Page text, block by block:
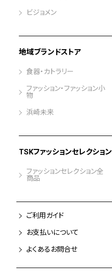
ビジョメン
地域ブランドストア
食器・カトラリー
ファッション・ファッション小
物
浜崎未来
TSKファッションセレクション
ファッションセレクション全
商品
ご利用ガイド
お支払いについて
よくあるお問合せ